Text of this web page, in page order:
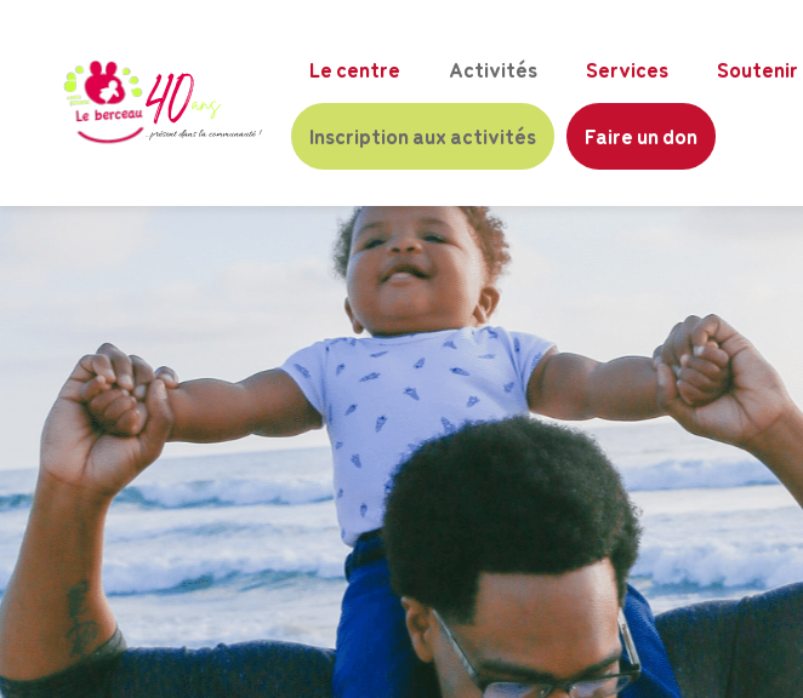
Le centre Activités Services Soutenir
Inscription aux activités Faire un don